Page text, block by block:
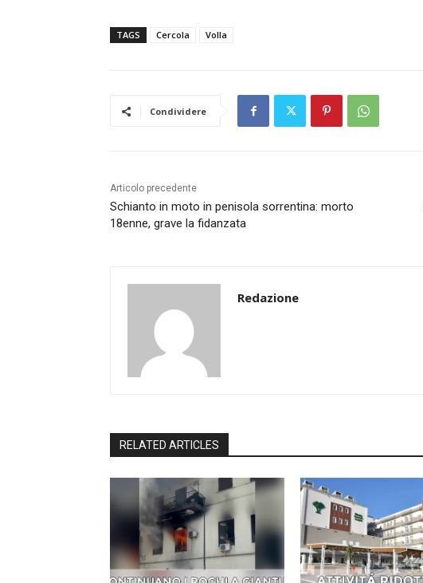
TAGS Cercola Volla
Condividere
Articolo precedente
Schianto in moto in penisola sorrentina: morto
18enne, grave la fidanzata
Redazione
RELATED ARTICLES